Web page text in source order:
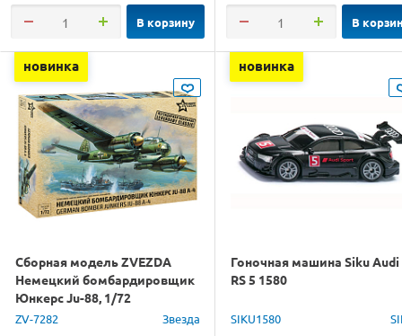
В корзину В
новинка
Сборная модель ZVEZDA
Немецкий бомбардировщик
Юнкерс Ju-88, 1/72
ZV-7282 Звезда
новинка
Гоночная машина Siku Audi
RS 5 1580
SIKU1580